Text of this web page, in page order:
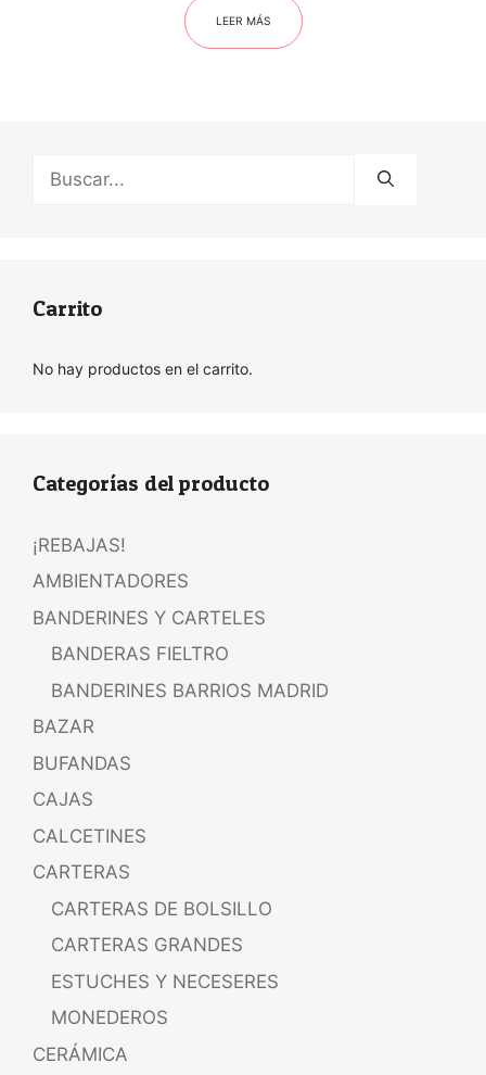
LEER MÁS
Carrito
No hay productos en el carrito.
Categorías del producto
¡REBAJAS!
AMBIENTADORES
BANDERINES Y CARTELES
BANDERAS FIELTRO
BANDERINES BARRIOS MADRID
BAZAR
BUFANDAS
CAJAS
CALCETINES
CARTERAS
CARTERAS DE BOLSILLO
CARTERAS GRANDES
ESTUCHES Y NECESERES
MONEDEROS
CERÁMICA